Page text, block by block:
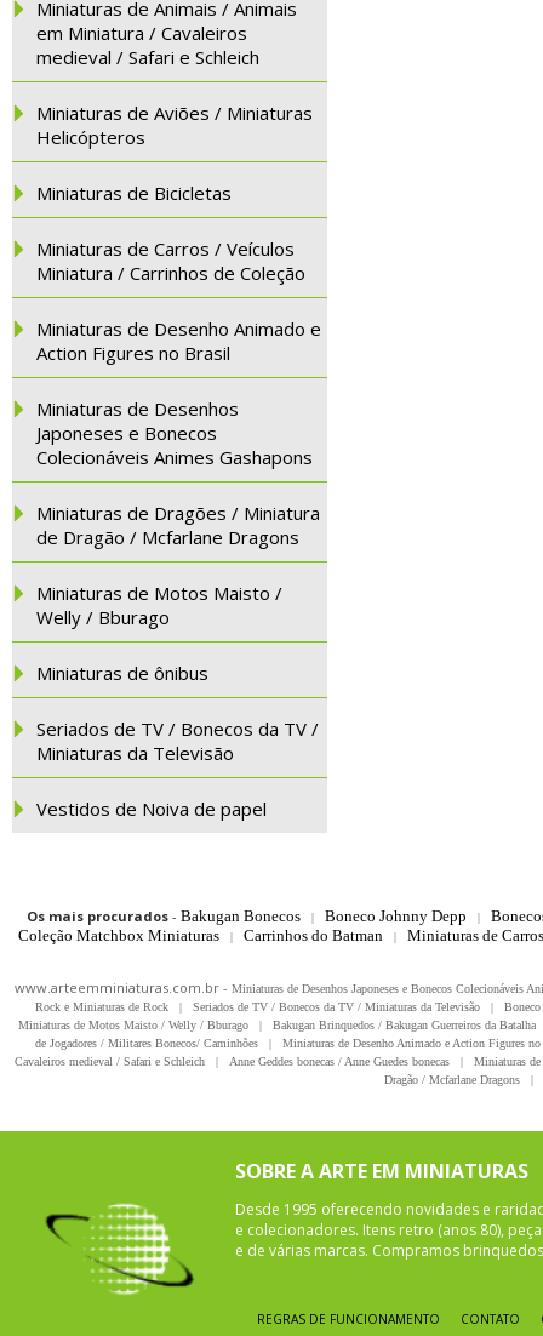
Miniaturas de Animais / Animais
em Miniatura / Cavaleiros
medieval / Safari e Schleich
Miniaturas de Aviões / Miniaturas
Helicópteros
Miniaturas de Bicicletas
Miniaturas de Carros / Veículos
Miniatura / Carrinhos de Coleção
Miniaturas de Desenho Animado e
Action Figures no Brasil
Miniaturas de Desenhos
Japoneses e Bonecos
Colecionáveis Animes Gashapons
Miniaturas de Dragões / Miniatura
de Dragão / Mcfarlane Dragons
Miniaturas de Motos Maisto /
Welly / Bburago
Miniaturas de ônibus
Seriados de TV / Bonecos da TV /
Miniaturas da Televisão
Vestidos de Noiva de papel
Os mais procurados- Bakugan Bonecos | Boneco Johnny Depp |
Coleção Matchbox Miniaturas
| Carrinhos do Batman | Miniaturas de
www.arteemminiaturas.com.br - Miniaturas de Desenhos Japoneses e Bonecos Colecionáveis
Rock e Miniaturas de Rock
| Seriados de TV / Bonecos da TV / Miniaturas da Televisão |
Miniaturas de Motos Maisto / Welly / Bburago
| Bakugan Brinquedos / Bakugan Guerreiros da Batalha
de Jogadores / Militares Bonecos/ Caminhões
|
Miniaturas de Desenho Animado e Action Figures
Cavaleiros medieval / Safari e Schleich
| Anne Geddes bonecas / Anne Guedes bonecas |
Miniaturas
Dragão / Mcfarlane Dragons
|
SOBRE A ARTE EM MINIATURAS
Desde 1995 oferecendo novidades e
e colecionadores. Itens retro (anos 80),
e de várias marcas. Compramos
REGRAS DE FUNCIONAMENTO CONTATO